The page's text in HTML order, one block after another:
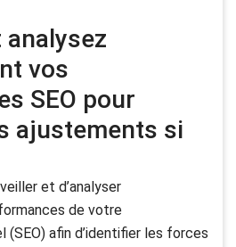
analysez
vos
SEO pour
ajustements si
et d’analyser
de votre
afin d’identifier les forces